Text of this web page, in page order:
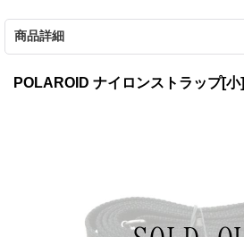
商品詳細
POLAROID ナイロンストラップ[小]